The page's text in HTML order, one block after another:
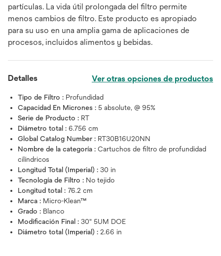
partículas. La vida útil prolongada del filtro permite
menos cambios de filtro. Este producto es apropiado
para su uso en una amplia gama de aplicaciones de
procesos, incluidos alimentos y bebidas.
Detalles Ver otras opciones de productos
Tipo de Filtro : Profundidad
Capacidad En Micrones : 5 absolute, @ 95%
Serie de Producto : RT
Diámetro total : 6.756 cm
Global Catalog Number : RT30B16U20NN
Nombre de la categoría : Cartuchos de filtro de profundidad
cilíndricos
Longitud Total (Imperial) : 30 in
Tecnología de Filtro : No tejido
Longitud total : 76.2 cm
Marca : Micro-Klean™
Grado : Blanco
Modificación Final : 30" 5UM DOE
Diámetro total (Imperial) : 2.66 in